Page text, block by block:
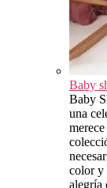
Baby
Baby
una
color y
alegría